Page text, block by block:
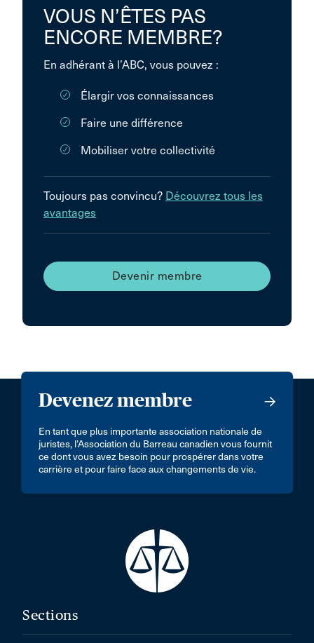
VOUS N’ÊTES PAS
ENCORE MEMBRE?
En adhérant à l’ABC, vous pouvez :
Élargir vos connaissances
Faire une différence
Mobiliser votre collectivité
Toujours pas convincu? Découvrez tous les
avantages
Devenir membre
Devenez membre
En tant que plus importante association nationale de
juristes, l’Association du Barreau canadien vous fournit
ce dont vous avez besoin pour prospérer dans votre
carrière et pour faire face aux changements de vie.
Sections